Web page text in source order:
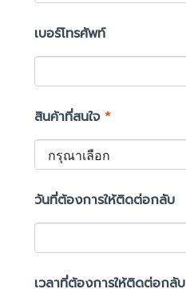
เบอร์โทรศัพท์
สินค้าที่สนใจ *
วันที่ต้องการให้ติดต่อกลับ
เวลาที่ต้องการให้ติดต่อกลับ